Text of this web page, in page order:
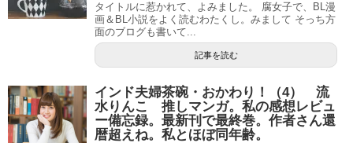
タイトルに惹かれて、よみました。 腐女子で、BL漫
画＆BL小説をよく読むわたくし。みまして そっち方
面のブログも書いて...
記事を読む
インド夫婦茶碗・おかわり！（4） 流
水りんこ 推しマンガ。私の感想レビュ
ー備忘録。最新刊で最終巻。作者さん還
暦超えね。私とほぼ同年齢。